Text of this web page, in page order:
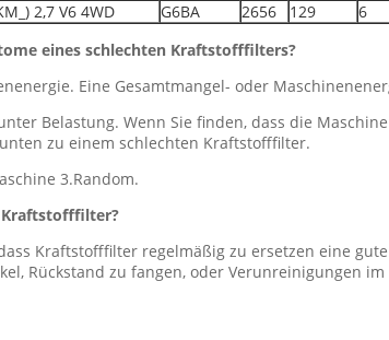
2,7 V6 4WD
G6BA 2656 129 6
eines schlechten Kraftstofffilters?
Eine Gesamtmangel- oder
Belastung. Wenn Sie finden, dass die
zu einem schlechten Kraftstofffilter.
3.Random.
Kraftstofffilter regelmäßig zu ersetzen eine
Rückstand zu fangen, oder Verunreinigungen